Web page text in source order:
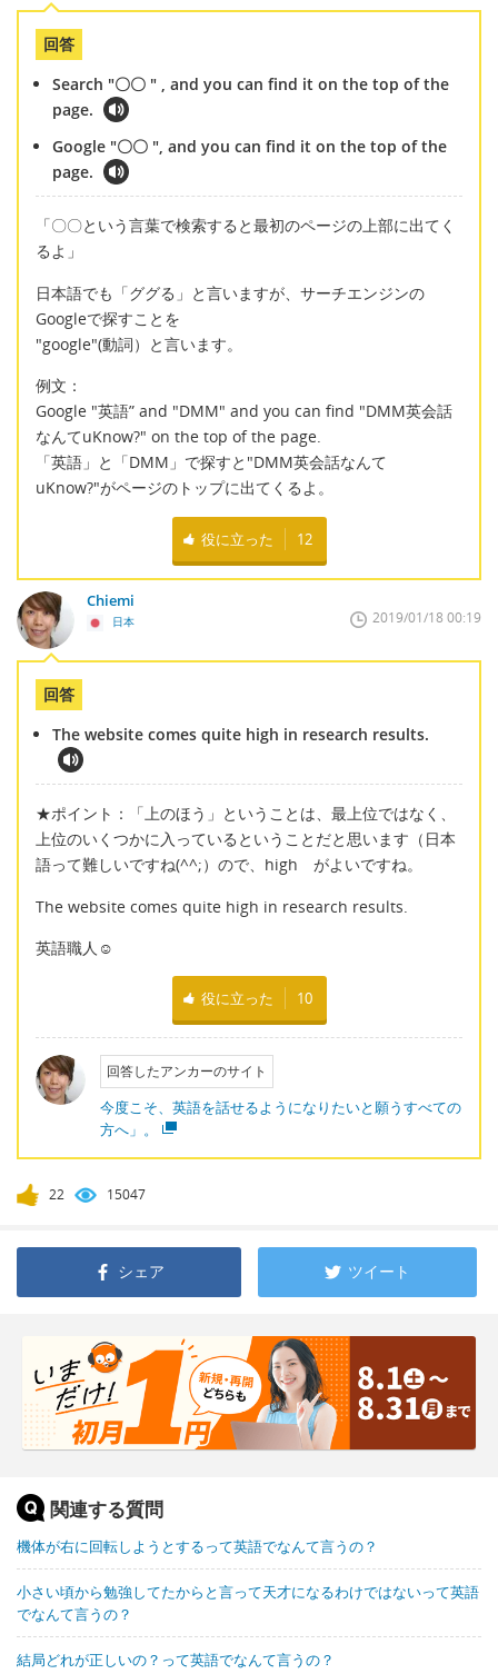
回答
Search "〇〇 " , and you can find it on the top of the
page.
Google "〇〇 ", and you can find it on the top of the
page.
「〇〇という言葉で検索すると最初のページの上部に出てく
るよ」
日本語でも「ググる」と言いますが、サーチエンジンの
Googleで探すことを
"google"(動詞）と言います。
例文：
Google "英語” and "DMM" and you can find "DMM英会話
なんてuKnow?" on the top of the page.
「英語」と「DMM」で探すと"DMM英会話なんて
uKnow?"がページのトップに出てくるよ。
役に立った 12
Chiemi
日本 2019/01/18 00:19
回答
The website comes quite high in research results.
★ポイント：「上のほう」ということは、最上位ではなく、
上位のいくつかに入っているということだと思います（日本
語って難しいですね(^^;）ので、high がよいですね。
The website comes quite high in research results.
英語職人☺
役に立った 10
回答したアンカーのサイト
今度こそ、英語を話せるようになりたいと願うすべての
方へ」。
22 15047
シェア ツイート
関連する質問
機体が右に回転しようとするって英語でなんて言うの？
小さい頃から勉強してたからと言って天才になるわけではないって英語
でなんて言うの？
結局どれが正しいの？って英語でなんて言うの？